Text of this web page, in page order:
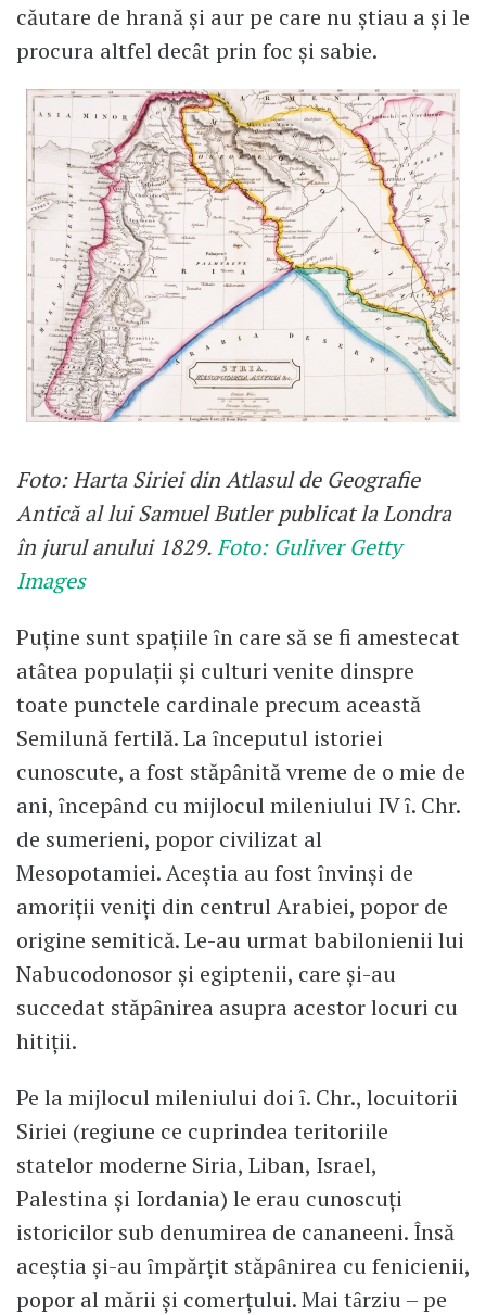
căutare de hrană şi aur pe care nu ştiau a şi le
procura altfel decȃt prin foc şi sabie.
Foto: Harta Siriei din Atlasul de Geografie
Antică al lui Samuel Butler publicat la Londra
în jurul anului 1829.Foto: Guliver Getty
Images
Puţine sunt spaţiile ȋn care să se fi amestecat
atȃtea populaţii şi culturi venite dinspre
toate punctele cardinale precum această
Semilună fertilă. La ȋnceputul istoriei
cunoscute, a fost stăpȃnită vreme de o mie de
ani, ȋncepȃnd cu mijlocul mileniului IV ȋ. Chr.
de sumerieni, popor civilizat al
Mesopotamiei. Aceştia au fost ȋnvinşi de
amoriţii veniţi din centrul Arabiei, popor de
origine semitică. Le-au urmat babilonienii lui
Nabucodonosor şi egiptenii, care şi-au
succedat stăpȃnirea asupra acestor locuri cu
hitiţii.
Pe la mijlocul mileniului doi ȋ. Chr., locuitorii
Siriei (regiune ce cuprindea teritoriile
statelor moderne Siria, Liban, Israel,
Palestina şi Iordania) le erau cunoscuţi
istoricilor sub denumirea de cananeeni. Însă
aceştia şi-au ȋmpărţit stăpȃnirea cu fenicienii,
popor al mării şi comerţului. Mai tȃrziu – pe